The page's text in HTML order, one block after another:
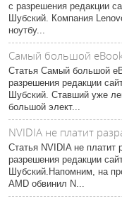
с разрешения редакции
Шубский. Компания
ноутбу...
Самый большой
Статья Самый большой
разрешения редакции
Шубский. Ставший уже
большой элект...
NVIDIA не платит
Статья NVIDIA не платит
разрешения редакции
Шубский.Напомним, на
AMD обвинил N...